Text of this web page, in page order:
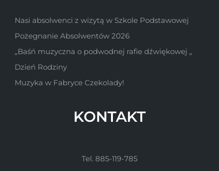
Nasi absolwenci z wizytą w Szkole Podstawowej
Pożegnanie Absolwentów 2026
„Baśń muzyczna o podwodnej rafie dźwiękowej „
Dzień Rodziny
Muzyka w Fabryce Czekolady!
KONTAKT
Tel. 885-119-785